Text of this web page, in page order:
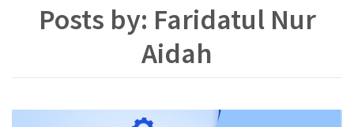
Posts by: Faridatul Nur
Aidah